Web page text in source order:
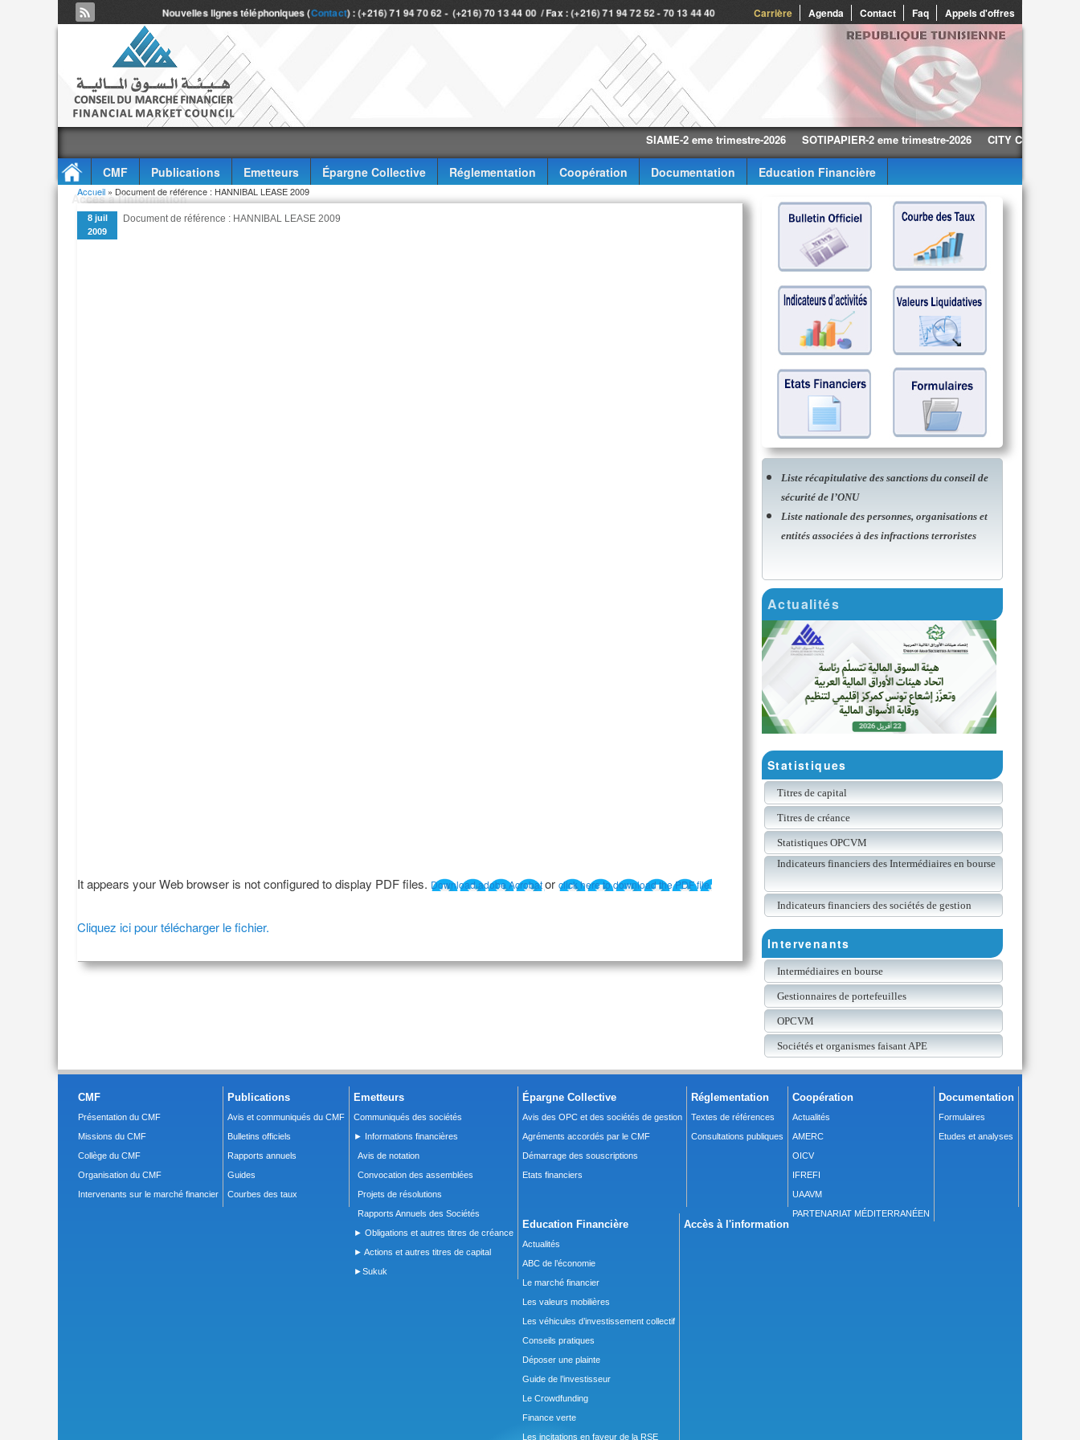
Carrière Agenda Contact Faq Appels d'offres
Nouvelles lignes téléphoniques (Contact) : (+216) 71 94 70 62 - (+216) 70 13 44 00 / Fax : (+216) 71 94 72 52 - 70 13 44 40
SIAME-2 eme trimestre-2026 SOTIPAPIER-2 eme trimestre-2026 CITY CARS-2 eme
CMF Publications Emetteurs Épargne Collective Réglementation Coopération Documentation
Education Financière
Accès à l'information
Vous êtes ici
Accueil » Document de référence : HANNIBAL LEASE 2009
8 juil
2009
Document de référence : HANNIBAL LEASE 2009
It appears your Web browser is not configured to display PDF files. Download adobe Acrobator click here to download the PDF file.
Cliquez ici pour télécharger le fichier.
Liste récapitulative des sanctions du conseil de
sécurité de l’ONU
Liste nationale des personnes, organisations et
entités associées à des infractions terroristes
Actualités
Statistiques
Titres de capital
Titres de créance
Statistiques OPCVM
Indicateurs financiers des Intermédiaires en bourse
Indicateurs financiers des sociétés de gestion
Intervenants
Intermédiaires en bourse
Gestionnaires de portefeuilles
OPCVM
Sociétés et organismes faisant APE
CMF
Présentation du CMF
Missions du CMF
Collège du CMF
Organisation du CMF
Intervenants sur le marché financier
Publications
Avis et communiqués du CMF
Bulletins officiels
Rapports annuels
Guides
Courbes des taux
Emetteurs
Communiqués des sociétés
► Informations financières
Avis de notation
Convocation des assemblées
Projets de résolutions
Rapports Annuels des Sociétés
► Obligations et autres titres de créance
► Actions et autres titres de capital
►Sukuk
Épargne Collective
Avis des OPC et des sociétés de gestion
Agréments accordés par le CMF
Démarrage des souscriptions
Etats financiers
Réglementation
Textes de références
Consultations publiques
Coopération
Actualités
AMERC
OICV
IFREFI
UAAVM
PARTENARIAT MÉDITERRANÉEN
Documentation
Formulaires
Etudes et analyses
Education Financière
Actualités
ABC de l’économie
Le marché financier
Les valeurs mobilières
Les véhicules d’investissement collectif
Conseils pratiques
Déposer une plainte
Guide de l’investisseur
Le Crowdfunding
Finance verte
Les incitations en faveur de la RSE
Accès à l'information